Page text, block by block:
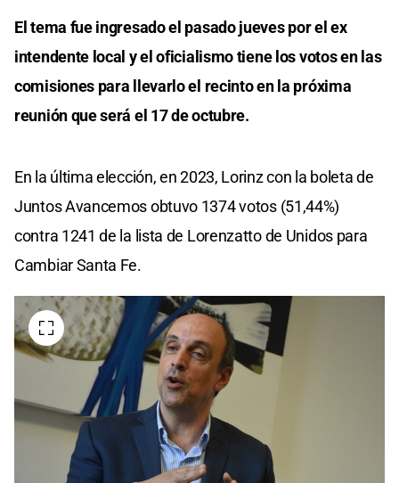
El tema fue ingresado el pasado jueves por el ex
intendente local y el oficialismo tiene los votos en las
comisiones para llevarlo el recinto en la próxima
reunión que será el 17 de octubre.
En la última elección, en 2023, Lorinz con la boleta de
Juntos Avancemos obtuvo 1374 votos (51,44%)
contra 1241 de la lista de Lorenzatto de Unidos para
Cambiar Santa Fe.